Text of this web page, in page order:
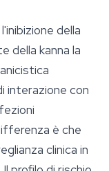
della
della kanna la
interazione con
è che
clinica in